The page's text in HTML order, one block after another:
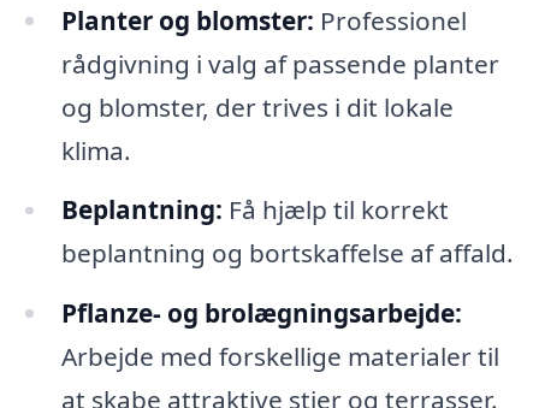
Planter og blomster: Professionel
rådgivning i valg af passende planter
og blomster, der trives i dit lokale
klima.
Beplantning: Få hjælp til korrekt
beplantning og bortskaffelse af affald.
Pflanze- og brolægningsarbejde:
Arbejde med forskellige materialer til
at skabe attraktive stier og terrasser.